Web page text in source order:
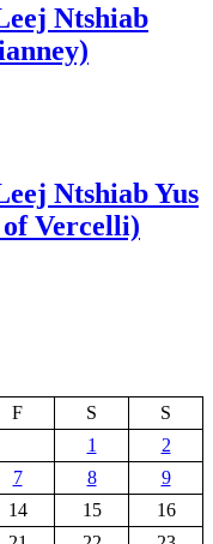
Ntshiab
Ntshiab Yus
of Vercelli)
F S
S
1
2
7 8
9
14 15
16